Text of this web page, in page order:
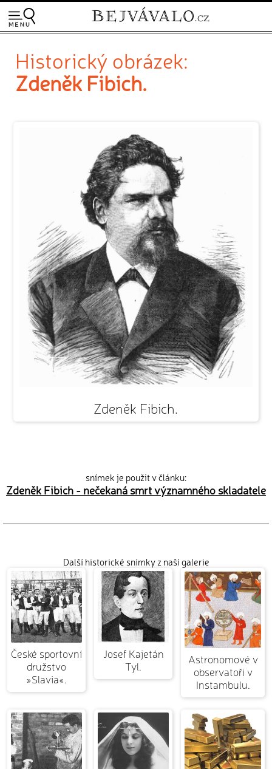
Historický obrázek:
Zdeněk Fibich.
Zdeněk Fibich.
snímek je použit v článku:
Zdeněk Fibich - nečekaná smrt významného skladatele
Další historické snímky z naší galerie
České sportovní
družstvo
»Slavia«.
Josef Kajetán
Tyl.
Astronomové v
observatoři v
Instambulu.